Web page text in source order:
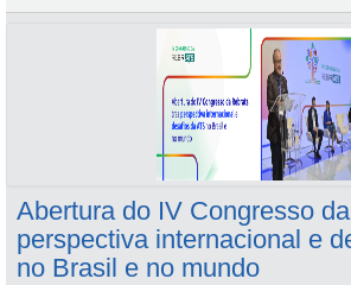
Abertura do IV Congresso
perspectiva internacional e
no Brasil e no mundo